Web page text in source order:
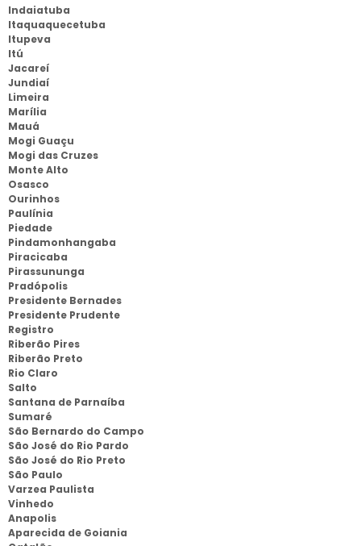
Indaiatuba
Itaquaquecetuba
Itupeva
Itú
Jacareí
Jundiaí
Limeira
Marília
Mauá
Mogi Guaçu
Mogi das Cruzes
Monte Alto
Osasco
Ourinhos
Paulínia
Piedade
Pindamonhangaba
Piracicaba
Pirassununga
Pradópolis
Presidente Bernades
Presidente Prudente
Registro
Riberão Pires
Riberão Preto
Rio Claro
Salto
Santana de Parnaíba
Sumaré
São Bernardo do Campo
São José do Rio Pardo
São José do Rio Preto
São Paulo
Varzea Paulista
Vinhedo
Anapolis
Aparecida de Goiania